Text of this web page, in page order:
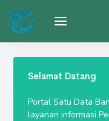
Selamat Datang
Portal Satu Data
layanan informasi